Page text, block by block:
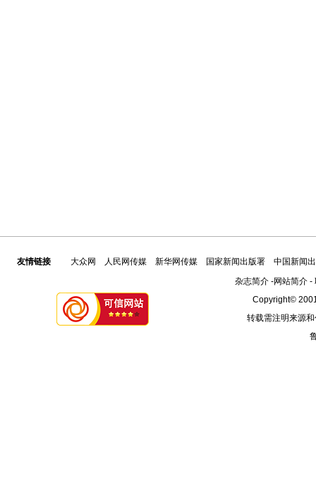
友情链接 大众网 人民网传媒 新华网传媒 国家新闻出版署
中国新闻
杂志简介-网站简介-
Copyright©
转载需注明来源